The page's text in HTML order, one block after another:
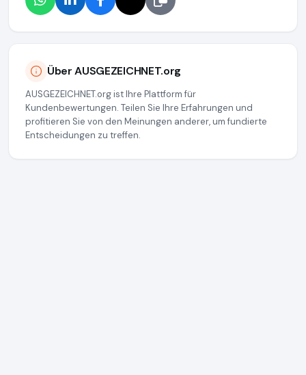
Über AUSGEZEICHNET.org
AUSGEZEICHNET.org ist Ihre Plattform für
Kundenbewertungen. Teilen Sie Ihre Erfahrungen und
profitieren Sie von den Meinungen anderer, um fundierte
Entscheidungen zu treffen.